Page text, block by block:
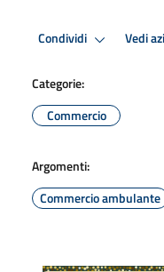
Condividi Vedi
Categorie:
Commercio
Argomenti:
Commercio ambulante